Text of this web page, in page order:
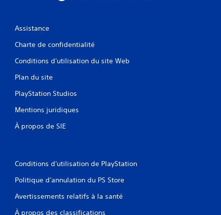
Assistance
Charte de confidentialité
Conditions d'utilisation du site Web
Plan du site
PlayStation Studios
Mentions juridiques
À propos de SIE
Conditions d'utilisation de PlayStation
Politique d'annulation du PS Store
Avertissements relatifs à la santé
À propos des classifications